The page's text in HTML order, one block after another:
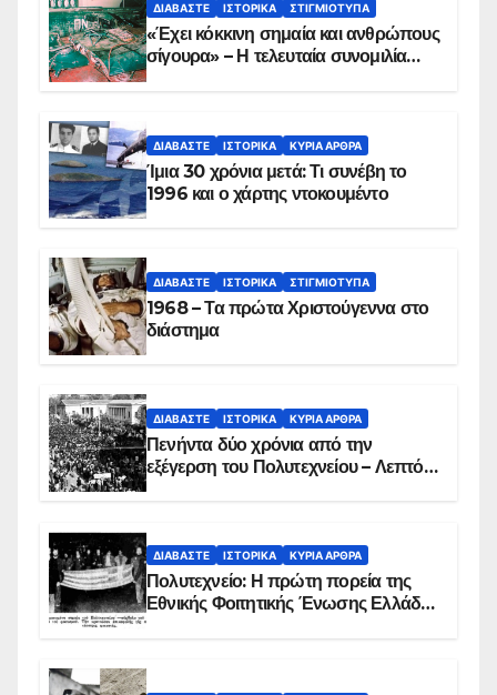
ΔΙΑΒΆΣΤΕ ΙΣΤΟΡΙΚΆ ΣΤΙΓΜΙΌΤΥΠΑ
«Έχει κόκκινη σημαία και ανθρώπους
σίγουρα» – Η τελευταία συνομιλία
ΔΙΑΒΆΣΤΕ ΙΣΤΟΡΙΚΆ ΚΥΡΙΑ ΑΡΘΡΑ
Ίμια 30 χρόνια μετά: Τι συνέβη το
1996 και ο χάρτης ντοκουμέντο
ΔΙΑΒΆΣΤΕ ΙΣΤΟΡΙΚΆ ΣΤΙΓΜΙΌΤΥΠΑ
1968 – Τα πρώτα Χριστούγεννα στο
διάστημα
ΔΙΑΒΆΣΤΕ ΙΣΤΟΡΙΚΆ ΚΥΡΙΑ ΑΡΘΡΑ
Πενήντα δύο χρόνια από την
εξέγερση του Πολυτεχνείου – Λεπτό
ΔΙΑΒΆΣΤΕ ΙΣΤΟΡΙΚΆ ΚΥΡΙΑ ΑΡΘΡΑ
Πολυτεχνείο: Η πρώτη πορεία της
Εθνικής Φοιτητικής Ένωσης Ελλάδος